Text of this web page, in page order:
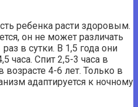
ребенка расти здоровым.
он не может различать
в сутки. В 1,5 года они
часа. Спит 2,5-3 часа в
возрасте 4-6 лет. Только в
адаптируется к ночному